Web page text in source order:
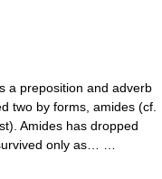
a preposition and adverb
two by forms, amides (cf.
Amides has dropped
only as… …